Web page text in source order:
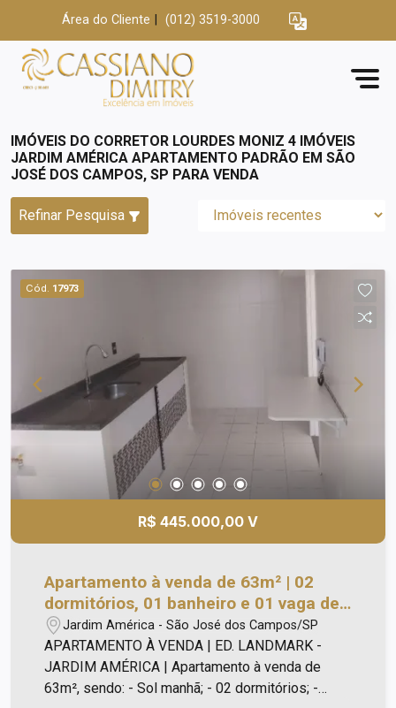
Área do Cliente (012) 3519-3000
IMÓVEIS DO CORRETOR LOURDES MONIZ 4 IMÓVEIS
JARDIM AMÉRICA APARTAMENTO PADRÃO EM SÃO
JOSÉ DOS CAMPOS, SP PARA VENDA
Refinar Pesquisa
Cód. 17973
R$ 445.000,00 V
Apartamento à venda de 63m² | 02
dormitórios, 01 banheiro e 01 vaga de
garagem | Edifício Landmark - Jardim
América | São José dos Campos |
Jardim América - São José dos Campos/SP
APARTAMENTO À VENDA | ED. LANDMARK -
JARDIM AMÉRICA | Apartamento à venda de
63m², sendo: - Sol manhã; - 02 dormitórios; -